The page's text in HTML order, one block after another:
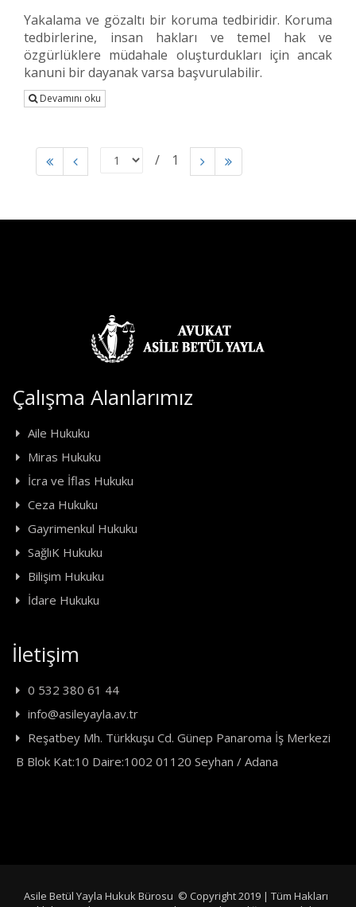
Yakalama ve gözaltı bir koruma tedbiridir. Koruma
tedbirlerine, insan hakları ve temel hak ve
özgürlüklere müdahale oluşturdukları için ancak
kanuni bir dayanak varsa başvurulabilir.
Devamını oku
1
Çalışma Alanlarımız
Aile Hukuku
Miras Hukuku
İcra ve İflas Hukuku
Ceza Hukuku
Gayrimenkul Hukuku
SağlıK Hukuku
Bilişim Hukuku
İdare Hukuku
İletişim
0 532 380 61 44
info@asileyayla.av.tr
Reşatbey Mh. Türkkuşu Cd. Günep Panaroma İş Merkezi
B Blok Kat:10 Daire:1002 01120 Seyhan / Adana
Asile Betül Yayla Hukuk Bürosu © Copyright 2019 | Tüm Hakları